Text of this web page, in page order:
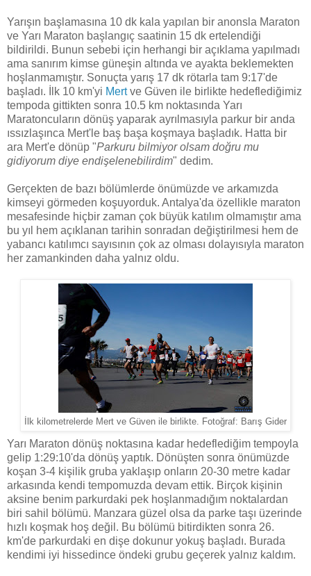
Yarışın başlamasına 10 dk kala yapılan bir anonsla Maraton
ve Yarı Maraton başlangıç saatinin 15 dk ertelendiği
bildirildi. Bunun sebebi için herhangi bir açıklama yapılmadı
ama sanırım kimse güneşin altında ve ayakta beklemekten
hoşlanmamıştır. Sonuçta yarış 17 dk rötarla tam 9:17'de
başladı. İlk 10 km'yi Mertve Güven ile birlikte hedeflediğimiz
tempoda gittikten sonra 10.5 km noktasında Yarı
Maratoncuların dönüş yaparak ayrılmasıyla parkur bir anda
ıssızlaşınca Mert'le baş başa koşmaya başladık. Hatta bir
ara Mert'e dönüp "Parkuru bilmiyor olsam doğru mu
gidiyorum diye endişelenebilirdim" dedim.
Gerçekten de bazı bölümlerde önümüzde ve arkamızda
kimseyi görmeden koşuyorduk. Antalya'da özellikle maraton
mesafesinde hiçbir zaman çok büyük katılım olmamıştır ama
bu yıl hem açıklanan tarihin sonradan değiştirilmesi hem de
yabancı katılımcı sayısının çok az olması dolayısıyla maraton
her zamankinden daha yalnız oldu.
İlk kilometrelerde Mert ve Güven ile birlikte. Fotoğraf: Barış Gider
Yarı Maraton dönüş noktasına kadar hedeflediğim tempoyla
gelip 1:29:10'da dönüş yaptık. Dönüşten sonra önümüzde
koşan 3-4 kişilik gruba yaklaşıp onların 20-30 metre kadar
arkasında kendi tempomuzda devam ettik. Birçok kişinin
aksine benim parkurdaki pek hoşlanmadığım noktalardan
biri sahil bölümü. Manzara güzel olsa da parke taşı üzerinde
hızlı koşmak hoş değil. Bu bölümü bitirdikten sonra 26.
km'de parkurdaki en dişe dokunur yokuş başladı. Burada
kendimi iyi hissedince öndeki grubu geçerek yalnız kaldım.